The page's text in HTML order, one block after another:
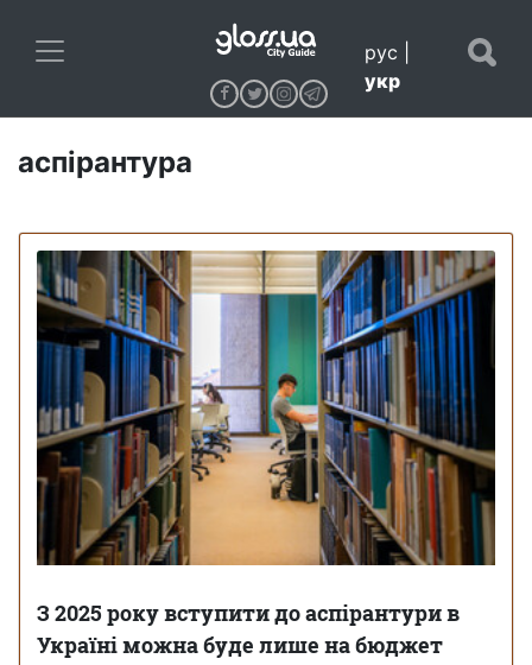
рус
укр
аспірантура
З 2025 року вступити до аспірантури в
Україні можна буде лише на бюджет